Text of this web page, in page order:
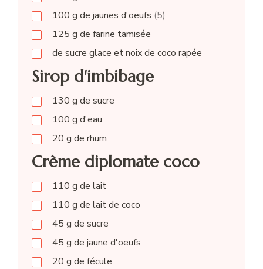
100 g de jaunes d'oeufs (5)
125 g de farine tamisée
de sucre glace et noix de coco rapée
Sirop d'imbibage
130 g de sucre
100 g d'eau
20 g de rhum
Crème diplomate coco
110 g de lait
110 g de lait de coco
45 g de sucre
45 g de jaune d'oeufs
20 g de fécule